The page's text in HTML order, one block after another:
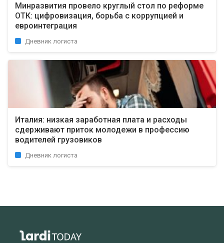
Минразвития провело круглый стол по реформе
ОТК: цифровизация, борьба с коррупцией и
евроинтеграция
Дневник логиста
Италия: низкая заработная плата и расходы
сдерживают приток молодежи в профессию
водителей грузовиков
Дневник логиста